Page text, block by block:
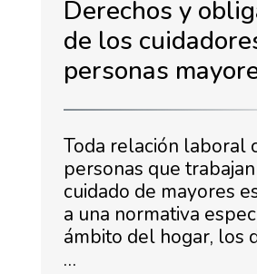
Derechos y
de los
personas
Toda relación laboral
personas que
cuidado de mayores
a una normativa
ámbito del hogar, los
…